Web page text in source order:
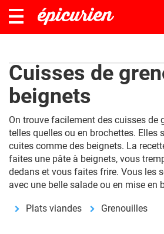
Cuisses de
beignets
On trouve facilement des cuisses de
telles quelles ou en brochettes. Elles
cuites comme des beignets. La
faites une pâte à beignets, vous
dedans et vous faites frire. Vous les
avec une belle salade ou en mise en
Plats viandes Grenouilles